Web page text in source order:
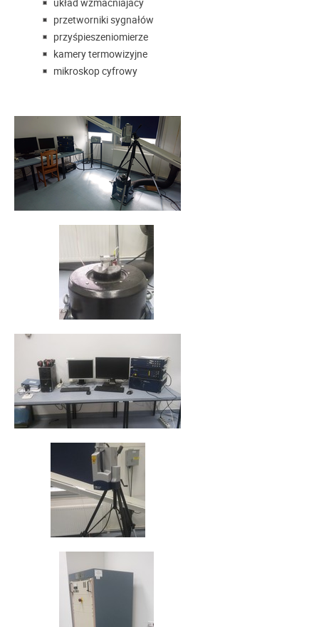
przetworniki sygnałów
przyśpieszeniomierze
kamery termowizyjne
mikroskop cyfrowy